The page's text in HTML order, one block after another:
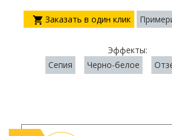
Заказать в один клик
Эффекты:
Сепия
Черно-белое